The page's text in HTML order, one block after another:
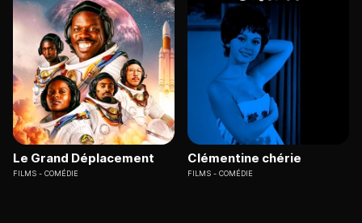
Le Grand Déplacement
FILMS COMÉDIE
Clémentine chérie
FILMS COMÉDIE